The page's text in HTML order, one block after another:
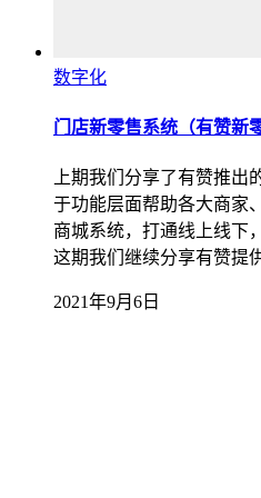
数字化
门店新零售系统（有赞新
上期我们分享了有赞推出
于功能层面帮助各大商家
商城系统，打通线上线下
这期我们继续分享有赞提
2021年9月6日